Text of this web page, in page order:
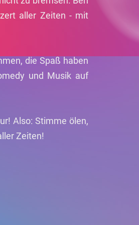
aller Zeiten - mit
die Spaß haben
und Musik auf
Also: Stimme ölen,
Zeiten!